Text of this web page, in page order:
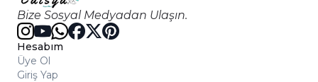
Bize Sosyal Medyadan Ulaşın.
Hesabım
Üye Ol
Giriş Yap